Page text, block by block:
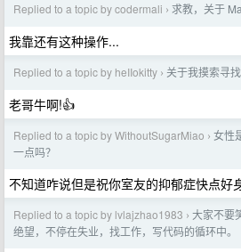
Replied to a topic by codermali › 求教，关于
我靠还有这种操作...
Replied to a topic by heIIokitty › 关于我摸索寻
老哥牛啊!👍
Replied to a topic by WithoutSugarMiao › 女性
一点吗？
不知道咋说但是祝你室友的抑郁症快点好
Replied to a topic by lvlajzhao1983 › 大家不要
绝望，不停在失业，找工作，写代码的循环中。